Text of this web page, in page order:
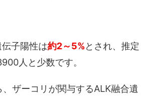
子陽性は約2～5%とされ、推定
人と少数です。
ザーコリが関与するALK融合遺